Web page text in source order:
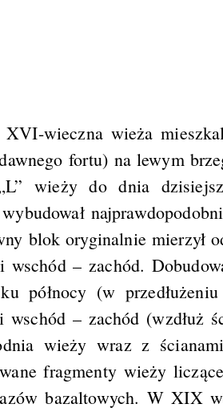
wieczna wieża
fortu) na lewym
wieży do dnia
blok oryginalnie mierzył
– zachód.
północy (w
– zachód (wzdłuż
wieży wraz z
fragmenty wieży
bazaltowych. W XIX